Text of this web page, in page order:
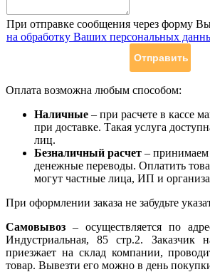
При отправке сообщения через форму Вы
на обработку Ваших персональных
Оплата возможна любым способом:
Наличные – при расчете в кассе
при доставке. Такая услуга
лиц.
Безналичный расчет – принимаем
денежные переводы. Оплатить
могут частные лица, ИП и
При оформлении заказа не забудьте
Самовывоз – осуществляется по
Индустриальная, 85 стр.2. Заказчик
приезжает на склад компании,
товар. Вывезти его можно в день